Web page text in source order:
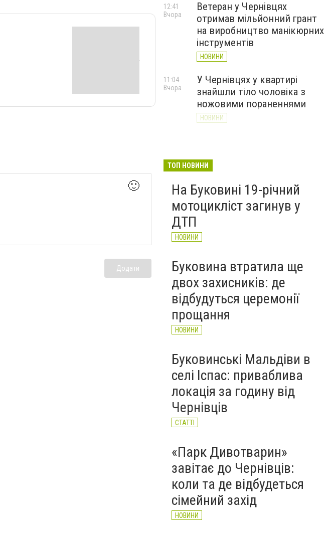
🙂
Додати
Ветеран у Чернівцях
отримав мільйонний грант
на виробництво манікюрних
інструментів
НОВИНИ
12:41
Вчора
У Чернівцях у квартирі
знайшли тіло чоловіка з
ножовими пораненнями
НОВИНИ
11:04
Вчора
критичну ситуацію з водою
НОВИНИ
ТОП НОВИНИ
На Буковині 19-річний
мотоцикліст загинув у
ДТП
НОВИНИ
Буковина втратила ще
двох захисників: де
відбудуться церемонії
прощання
НОВИНИ
Буковинські Мальдіви в
селі Іспас: приваблива
локація за годину від
Чернівців
СТАТТІ
«Парк Дивотварин»
завітає до Чернівців:
коли та де відбудеться
сімейний захід
НОВИНИ